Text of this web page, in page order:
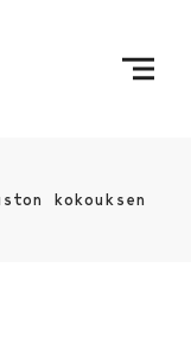
kokouksen